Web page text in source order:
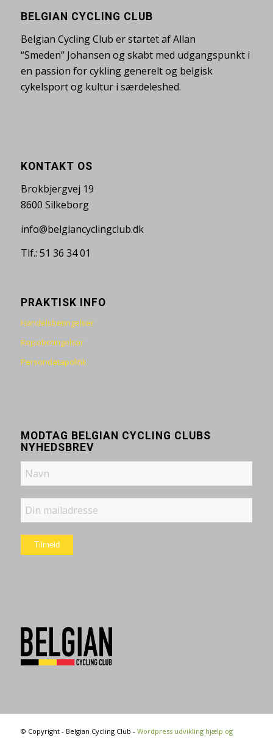
BELGIAN CYCLING CLUB
Belgian Cycling Club er startet af Allan
“Smeden” Johansen og skabt med udgangspunkt i
en passion for cykling generelt og belgisk
cykelsport og kultur i særdeleshed.
KONTAKT OS
Brokbjergvej 19
8600 Silkeborg
info@belgiancyclingclub.dk
Tlf.: 51 36 34 01
PRAKTISK INFO
Handelsbetingelser
Rejsebetingelser
Persondatapolitik
MODTAG BELGIAN CYCLING CLUBS
NYHEDSBREV
© Copyright - Belgian Cycling Club - Wordpress udvikling hjælp og